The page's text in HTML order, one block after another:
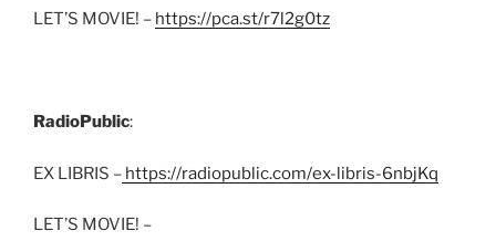
LET’S MOVIE! – https://pca.st/r7l2g0tz
RadioPublic:
EX LIBRIS – https://radiopublic.com/ex-libris-6nbjKq
LET’S MOVIE! –